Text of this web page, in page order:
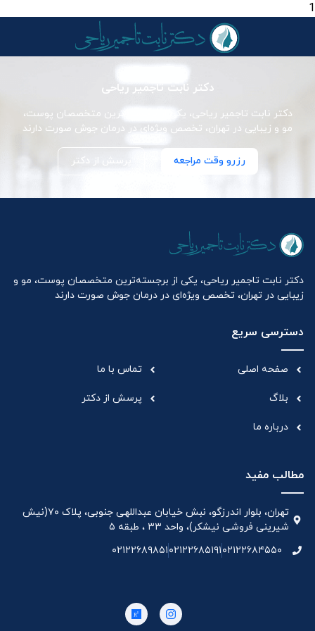
1
دکتر نابت تاجمیر ریاحی
دکتر نابت تاجمیر ریاحی، یکی از برجسته‌ترین متخصصان پوست،
مو و زیبایی در تهران، تخصص ویژه‌ای در درمان جوش صورت دارند
رزرو وقت مراجعه پرسش از دکتر
دکتر نابت تاجمیر ریاحی، یکی از برجسته‌ترین متخصصان پوست، مو و
زیبایی در تهران، تخصص ویژه‌ای در درمان جوش صورت دارند
دسترسی سریع
صفحه اصلی
بلاگ
درباره ما
تماس با ما
پرسش از دکتر
مطالب مفید
تهران، بلوار اندرزگو، نبش خیابان عبداللهی جنوبی، پلاک ۷۰(نیش
شیرینی فروشی نیشکر)، واحد ۳۳ ، طبقه ۵
۰۲۱۲۲۶۸۴۵۵۰۰۲۱۲۲۶۸۵۱۹۱۰۲۱۲۲۶۸۹۸۵۱